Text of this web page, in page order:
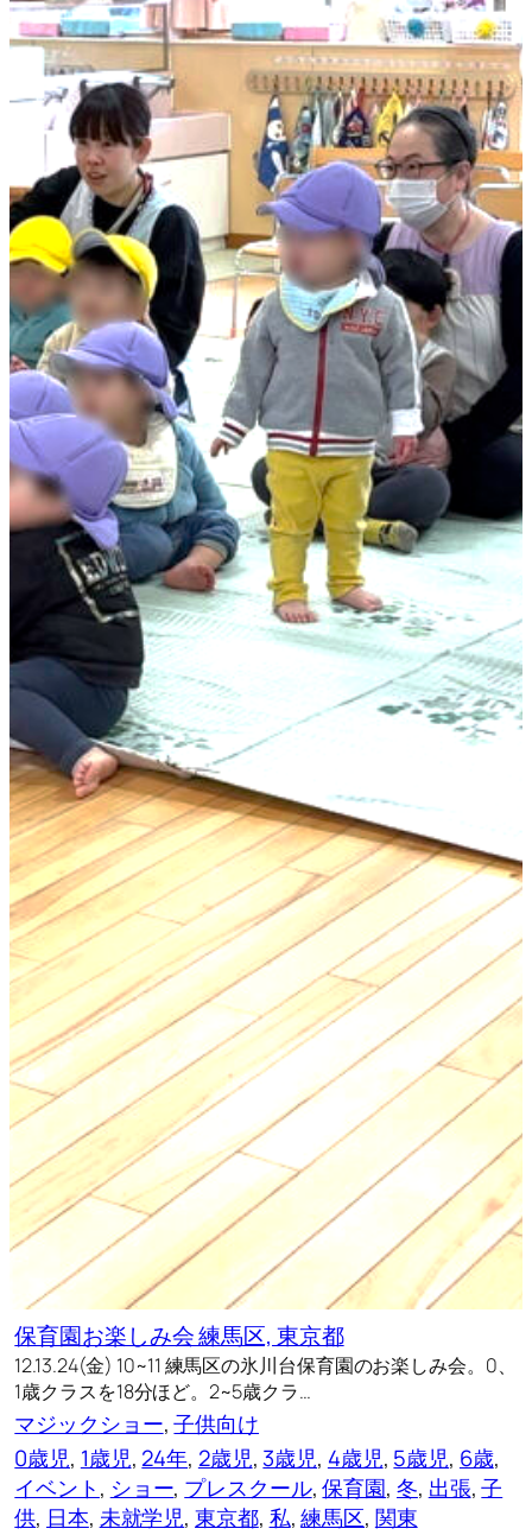
保育園お楽しみ会 練馬区, 東京都
12.13.24(金) 10~11 練馬区の氷川台保育園のお楽しみ会。0、
1歳クラスを18分ほど。2~5歳クラ…
マジックショー, 子供向け
0歳児, 1歳児, 24年, 2歳児, 3歳児, 4歳児, 5歳児, 6歳
イベント, ショー, プレスクール, 保育園, 冬, 出張, 子
供, 日本, 未就学児, 東京都, 私, 練馬区, 関東